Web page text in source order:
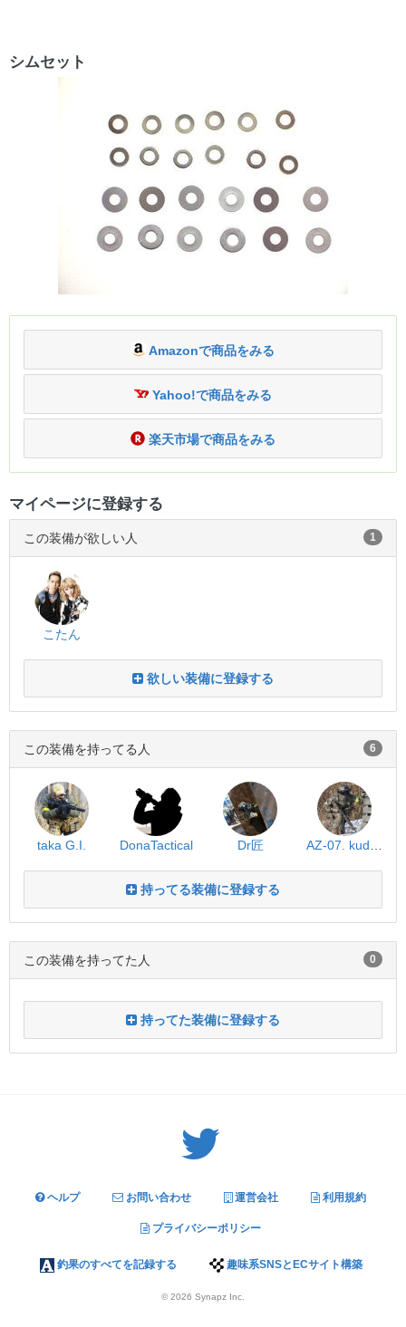
シムセット
Amazonで商品をみる
Yahoo!で商品をみる
楽天市場で商品をみる
マイページに登録する
この装備が欲しい人 1
こたん
欲しい装備に登録する
この装備を持ってる人 6
taka G.I. DonaTactical Dr匠
持ってる装備に登録する
この装備を持ってた人 0
持ってた装備に登録する
ヘルプ お問い合わせ 運営会社 利用規約
プライバシーポリシー
釣果のすべてを記録する 趣味系SNSとECサイト構築
© 2026 Synapz Inc.